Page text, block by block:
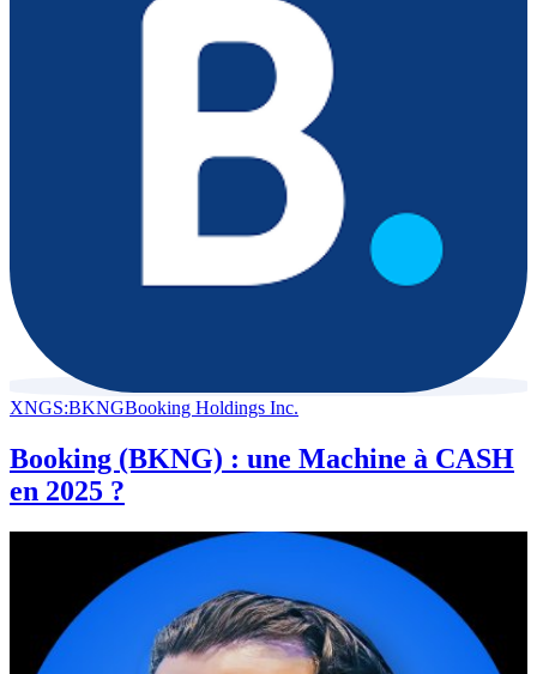
XNGS:BKNGBooking Holdings Inc.
Booking (BKNG) : une Machine à CASH
en 2025 ?